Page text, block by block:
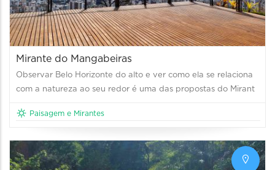
Mirante do Mangabeiras
Observar Belo Horizonte do alto e ver como ela se relaciona
com a natureza ao seu redor é uma das propostas do Mirant
Paisagem e Mirantes